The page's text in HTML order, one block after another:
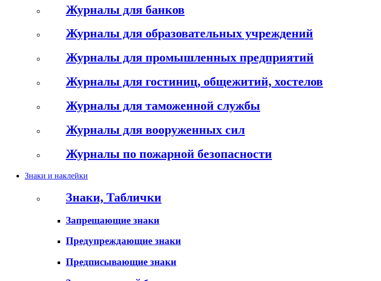
Журналы для банков
Журналы для образовательных учреждений
Журналы для промышленных предприятий
Журналы для гостиниц, общежитий, хостелов
Журналы для таможенной службы
Журналы для вооруженных сил
Журналы по пожарной безопасности
Знаки и наклейки
Знаки, Таблички
Запрещающие знаки
Предупреждающие знаки
Предписывающие знаки